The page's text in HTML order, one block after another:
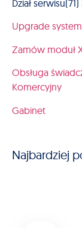
Dział
Upgrade
Zamów moduł
Obsługa
Komercyjny
Gabinet
Najbardziej